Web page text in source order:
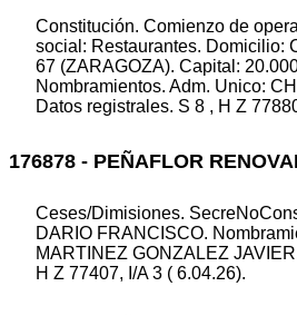
Constitución. Comienzo de
social: Restaurantes. Domicilio:
67 (ZARAGOZA). Capital:
Nombramientos. Adm. Unico:
Datos registrales. S 8 , H Z
176878 - PEÑAFLOR
Ceses/Dimisiones.
DARIO FRANCISCO.
MARTINEZ GONZALEZ
H Z 77407, I/A 3 ( 6.04.26).